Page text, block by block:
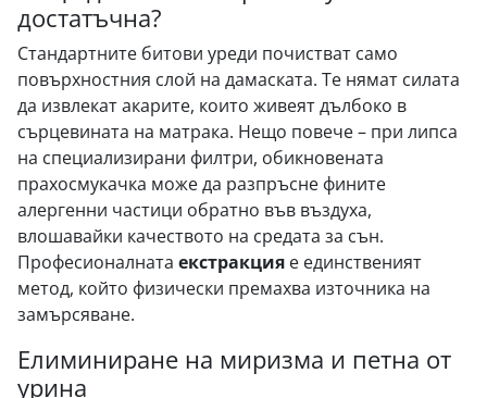
достатъчна?
Стандартните битови уреди почистват само
повърхностния слой на дамаската. Те нямат силата
да извлекат акарите, които живеят дълбоко в
сърцевината на матрака. Нещо повече – при липса
на специализирани филтри, обикновената
прахосмукачка може да разпръсне фините
алергенни частици обратно във въздуха,
влошавайки качеството на средата за сън.
Професионалната екстракция е единственият
метод, който физически премахва източника на
замърсяване.
Елиминиране на миризма и петна от
урина